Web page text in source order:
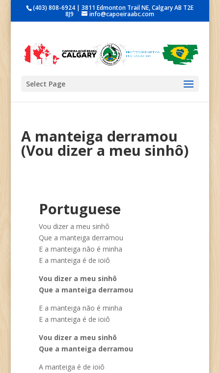
(403) 808-6924 | 3811 Edmonton Trail NE, Calgary AB T2E
8J9 info@capoeiraabc.com
Select Page
A manteiga derramou
(Vou dizer a meu sinhô)
Portuguese
Vou dizer a meu sinhô
Que a manteiga derramou
E a manteiga não é minha
E a manteiga é de ioiô
Vou dizer a meu sinhô
Que a manteiga derramou
E a manteiga não é minha
E a manteiga é de ioiô
Vou dizer a meu sinhô
Que a manteiga derramou
A manteiga é de ioiô